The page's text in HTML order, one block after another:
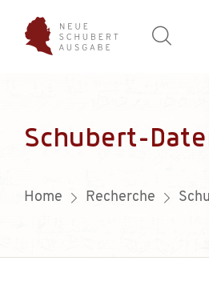
Schubert-
Home Recherche